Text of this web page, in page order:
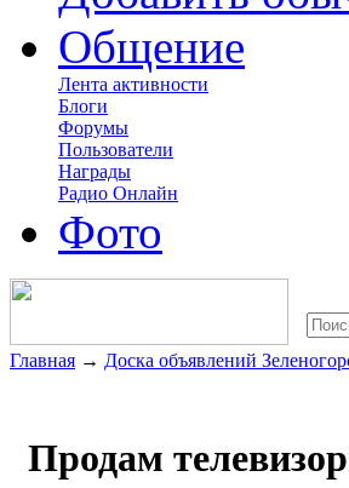
Общение
Лента активности
Блоги
Форумы
Пользователи
Награды
Радио Онлайн
Фото
Главная → Доска объявлений
Продам